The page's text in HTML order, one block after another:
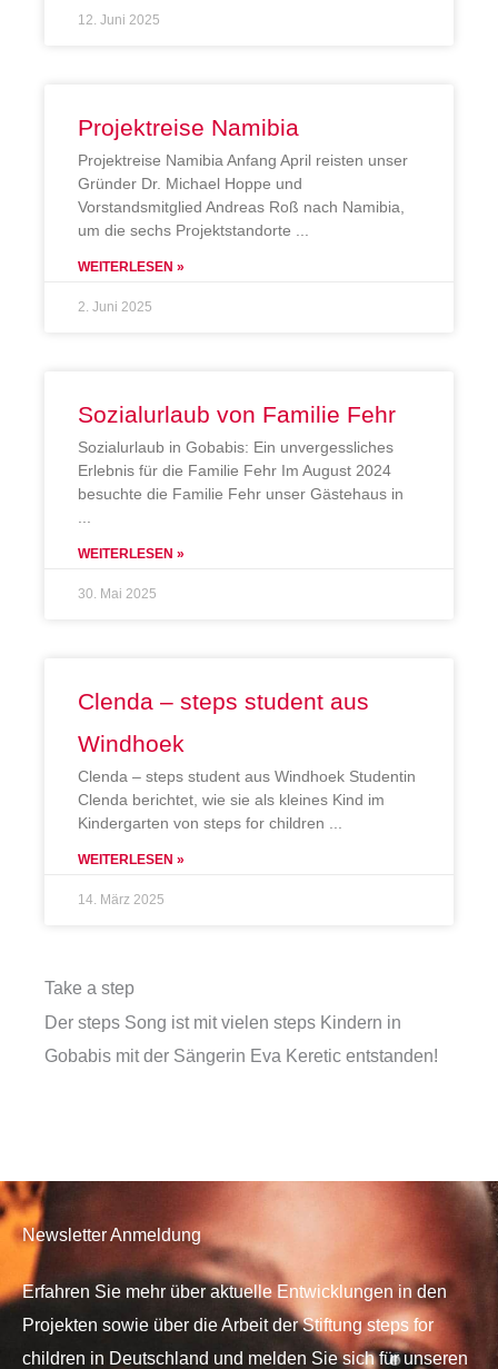
12. Juni 2025
Projektreise Namibia
Projektreise Namibia Anfang April reisten unser
Gründer Dr. Michael Hoppe und
Vorstandsmitglied Andreas Roß nach Namibia,
um die sechs Projektstandorte
WEITERLESEN »
2. Juni 2025
Sozialurlaub von Familie Fehr
Sozialurlaub in Gobabis: Ein unvergessliches
Erlebnis für die Familie Fehr Im August 2024
besuchte die Familie Fehr unser Gästehaus in
WEITERLESEN »
30. Mai 2025
Clenda – steps student aus
Windhoek
Clenda – steps student aus Windhoek Studentin
Clenda berichtet, wie sie als kleines Kind im
Kindergarten von steps for children
WEITERLESEN »
14. März 2025
Take a step
Der steps Song ist mit vielen steps Kindern in
Gobabis mit der Sängerin Eva Keretic entstanden!
Newsletter Anmeldung
Erfahren Sie mehr über aktuelle Entwicklungen in den
Projekten sowie über die Arbeit der Stiftung steps for
children in Deutschland und melden Sie sich für unseren